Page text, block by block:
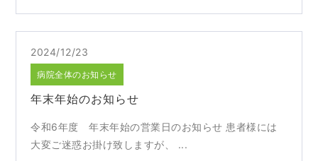
2024/12/23
病院全体のお知らせ
年末年始のお知らせ
令和6年度 年末年始の営業日のお知らせ 患者様には
大変ご迷惑お掛け致しますが、 ...